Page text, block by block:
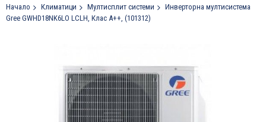
Начало Климатици Мултисплит системи
Инверторна мултисистема
Gree GWHD18NK6LO LCLH, Клас А++, (101312)
изображенията